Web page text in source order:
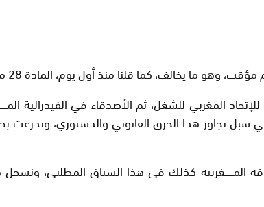
المغربي للشغل، ثم الأصدقاء في الفيدرالية
تجاوز هذا الخرق القانوني والدستوري، وتذرعت
المــــــغربية كذلك في هذا السياق المطلبي،